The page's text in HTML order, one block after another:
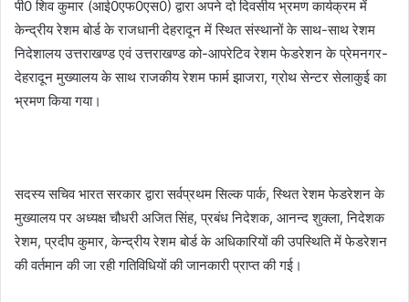
पी0 शिव कुमार (आई0एफ0एस0) द्वारा अपने दो दिवसीय भ्रमण कार्यक्रम में
केन्द्रीय रेशम बोर्ड के राजधानी देहरादून में स्थित संस्थानों के साथ-साथ रेशम
निदेशालय उत्तराखण्ड एवं उत्तराखण्ड को-आपरेटिव रेशम फेडरेशन के प्रेमनगर-
देहरादून मुख्यालय के साथ राजकीय रेशम फार्म झाजरा, ग्रोथ सेन्टर सेलाकुई का
भ्रमण किया गया।
सदस्य सचिव भारत सरकार द्वारा सर्वप्रथम सिल्क पार्क, स्थित रेशम फेडरेशन के
मुख्यालय पर अध्यक्ष चौधरी अजित सिंह, प्रबंध निदेशक, आनन्द शुक्ला, निदेशक
रेशम, प्रदीप कुमार, केन्द्रीय रेशम बोर्ड के अधिकारियों की उपस्थिति में फेडरेशन
की वर्तमान की जा रही गतिविधियों की जानकारी प्राप्त की गई।